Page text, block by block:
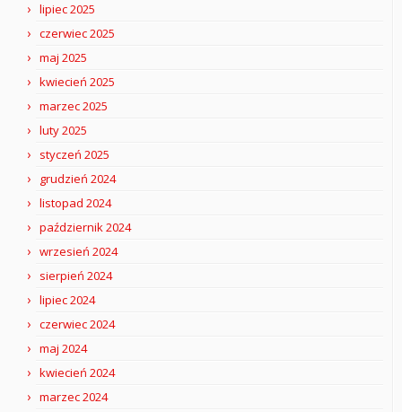
lipiec 2025
czerwiec 2025
maj 2025
kwiecień 2025
marzec 2025
luty 2025
styczeń 2025
grudzień 2024
listopad 2024
październik 2024
wrzesień 2024
sierpień 2024
lipiec 2024
czerwiec 2024
maj 2024
kwiecień 2024
marzec 2024